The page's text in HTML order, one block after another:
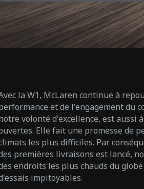
la W1, McLaren continue à
et de l'engagement du
volonté d'excellence, est aussi
Elle fait une promesse de
les plus difficiles. Par
premières livraisons est lancé,
endroits les plus chauds du
impitoyables.